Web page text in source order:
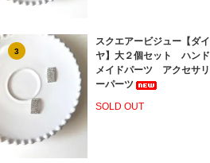
3
スクエアービジュー【ダイ
ヤ】大２個セット ハンド
メイドパーツ アクセサリ
ーパーツ
SOLD OUT